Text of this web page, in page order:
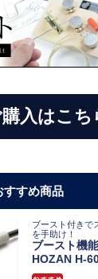
入はこち
すすめ商品
ブースト付きで
を手助け！
ブースト機
HOZAN H-